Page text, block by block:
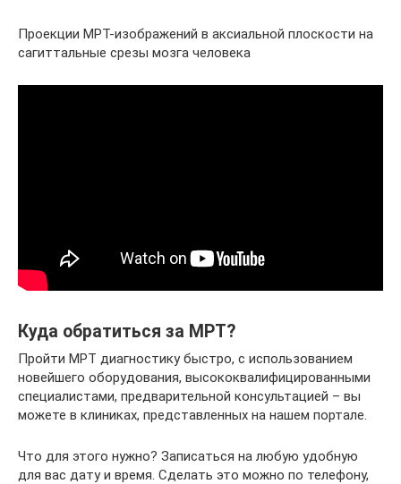
Проекции МРТ-изображений в аксиальной плоскости на
сагиттальные срезы мозга человека
Куда обратиться за МРТ?
Пройти МРТ диагностику быстро, с использованием
новейшего оборудования, высококвалифицированными
специалистами, предварительной консультацией – вы
можете в клиниках, представленных на нашем портале.
Что для этого нужно? Записаться на любую удобную
для вас дату и время. Сделать это можно по телефону,